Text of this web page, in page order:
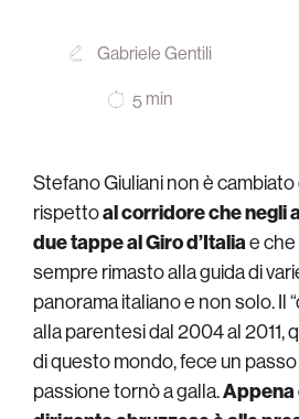
Gabriele Gentili
5 min
Stefano Giulianinon è cambiato
rispettoal corridore che negli
due tappe al Giro d’Italiae che
sempre rimasto alla guida di
panorama italiano e non solo. Il
alla parentesi dal 2004 al 2011,
di questo mondo, fece un
passione tornò a galla.Appena